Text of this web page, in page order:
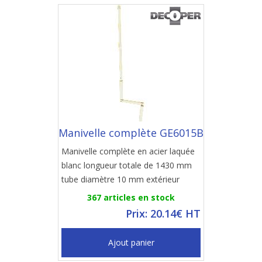
Manivelle complète GE6015B
Manivelle complète en acier laquée
blanc longueur totale de 1430 mm
tube diamètre 10 mm extérieur
367 articles en stock
Prix: 20.14€ HT
Ajout panier